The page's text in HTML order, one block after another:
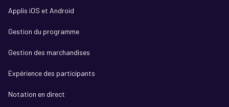
Applis iOS et Android
Gestion du programme
Gestion des marchandises
Expérience des participants
Notation en direct